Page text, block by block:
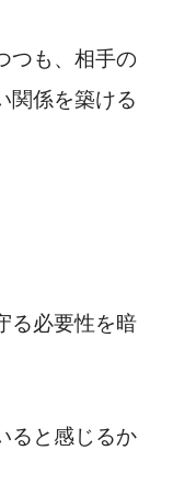
つも、相手の
関係を築ける
る必要性を暗
ると感じるか